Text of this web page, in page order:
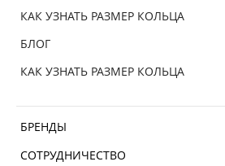
КАК УЗНАТЬ РАЗМЕР КОЛЬЦА
БЛОГ
КАК УЗНАТЬ РАЗМЕР КОЛЬЦА
БРЕНДЫ
СОТРУДНИЧЕСТВО